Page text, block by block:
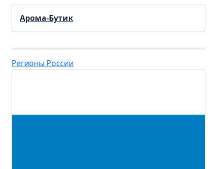
Арома-Бутик
Регионы России